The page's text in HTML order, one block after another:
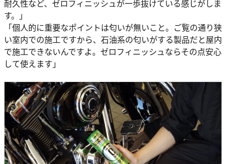
耐久性など、ゼロフィニッシュが一歩抜けている感じがしま
す。」
「個人的に重要なポイントは匂いが無いこと。ご覧の通り狭
い室内での施工ですから、石油系の匂いがする製品だと屋内
で施工できないんですよ。ゼロフィニッシュならその点安心
して使えます」